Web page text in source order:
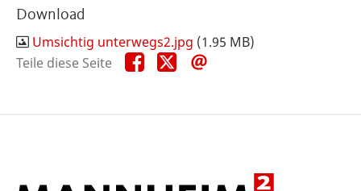
Download
Umsichtig unterwegs2.jpg (1.95 MB)
Teile diese Seite
Teile
diese
Teile
diese